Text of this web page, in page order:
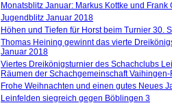
Monatsblitz Januar: Markus Kottke und
Jugendblitz Januar 2018
Höhen und Tiefen für Horst beim Turnier 30.
Thomas Heining gewinnt das vierte
Januar 2018
Viertes Dreikönigsturnier des Schachclubs
Räumen der Schachgemeinschaft
Frohe Weihnachten und einen gutes Neues
Leinfelden siegreich gegen Böblingen 3